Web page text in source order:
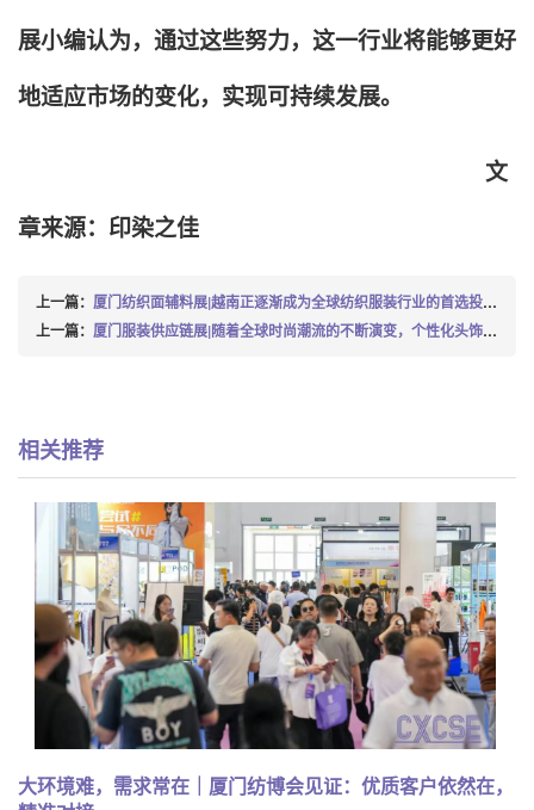
展小编认为，通过这些努力，这一行业将能够更好
地适应市场的变化，实现可持续发展。
文
章来源：印染之佳
上一篇： 厦门纺织面辅料展|越南正逐渐成为全球纺织服装行业的首选投资地，吸引了众多国际企业的目光
上一篇： 厦门服装供应链展|随着全球时尚潮流的不断演变，个性化头饰市场正迅速崛起，5款定制帽子带你踏上财富直通车
相关推荐
大环境难，需求常在｜厦门纺博会见证：优质客户依然在，